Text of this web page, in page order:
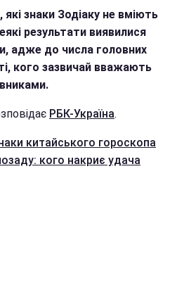
знаки Зодіаку не вміють
результати виявилися
адже до числа головних
кого зазвичай вважають
РБК-Україна.
китайського гороскопа
кого накриє удача